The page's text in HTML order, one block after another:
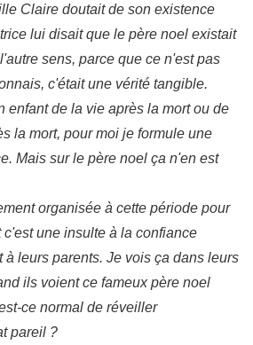
Claire doutait de son existence
lui disait que le père noel existait
sens, parce que ce n'est pas
c'était une vérité tangible.
enfant de la vie après la mort ou de
la mort, pour moi je formule une
Mais sur le père noel ça n'en est
organisée à cette période pour
c'est une insulte à la confiance
leurs parents. Je vois ça dans leurs
ils voient ce fameux père noel
ce normal de réveiller
pareil ?